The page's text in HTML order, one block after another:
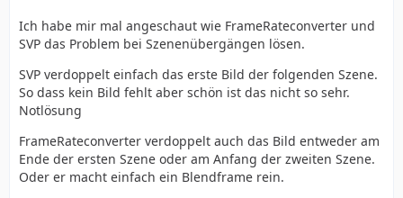
Ich habe mir mal angeschaut wie FrameRateconverter und
SVP das Problem bei Szenenübergängen lösen.
SVP verdoppelt einfach das erste Bild der folgenden Szene.
So dass kein Bild fehlt aber schön ist das nicht so sehr.
Notlösung
FrameRateconverter verdoppelt auch das Bild entweder am
Ende der ersten Szene oder am Anfang der zweiten Szene.
Oder er macht einfach ein Blendframe rein.